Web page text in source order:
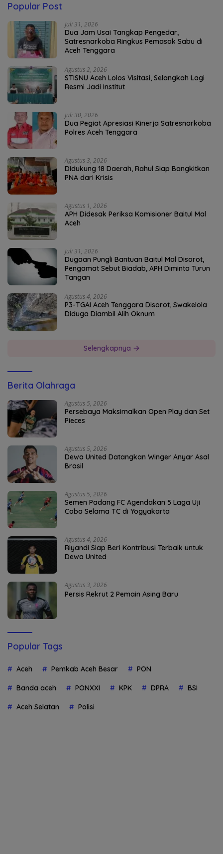
Popular Post
Juli 31, 2026
Dua Jam Usai Tangkap Pengedar,
Satresnarkoba Ringkus Pemasok Sabu di
Aceh Tenggara
Agustus 2, 2026
STISNU Aceh Lolos Visitasi, Selangkah Lagi
Resmi Jadi Institut
Juli 30, 2026
Dua Pegiat Apresiasi Kinerja Satresnarkoba
Polres Aceh Tenggara
Agustus 3, 2026
Didukung 18 Daerah, Rahul Siap Bangkitkan
PNA dari Krisis
Agustus 1, 2026
APH Didesak Periksa Komisioner Baitul Mal
Aceh
Juli 31, 2026
Dugaan Pungli Bantuan Baitul Mal Disorot,
Pengamat Sebut Biadab, APH Diminta Turun
Tangan
Agustus 4, 2026
P3-TGAI Aceh Tenggara Disorot, Swakelola
Diduga Diambil Alih Oknum
Selengkapnya
Berita Olahraga
Agustus 5, 2026
Persebaya Maksimalkan Open Play dan Set
Pieces
Agustus 5, 2026
Dewa United Datangkan Winger Anyar Asal
Brasil
Agustus 5, 2026
Semen Padang FC Agendakan 5 Laga Uji
Coba Selama TC di Yogyakarta
Agustus 4, 2026
Riyandi Siap Beri Kontribusi Terbaik untuk
Dewa United
Agustus 3, 2026
Persis Rekrut 2 Pemain Asing Baru
Popular Tags
Aceh Pemkab Aceh Besar PON
Banda aceh PONXXI KPK DPRA BSI
Aceh Selatan Polisi